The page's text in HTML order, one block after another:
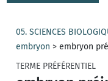
05. SCIENCES
embryon >embryon
TERME PRÉFÉRENTIEL